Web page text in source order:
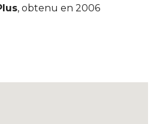
, obtenu en 2006